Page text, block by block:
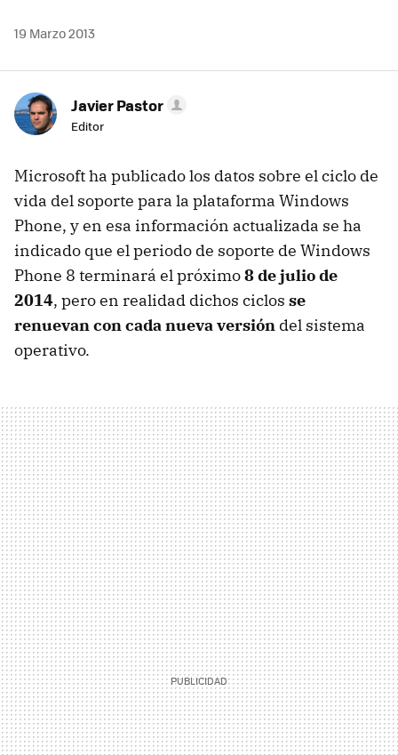
19 Marzo 2013
Javier Pastor
Editor
Microsoft ha publicado los datos sobre el ciclo de
vida del soporte para la plataforma Windows
Phone, y en esa información actualizada se ha
indicado que el periodo de soporte de Windows
Phone 8 terminará el próximo8 de julio de
2014, pero en realidad dichos ciclos se
renuevan con cada nueva versión del sistema
operativo.